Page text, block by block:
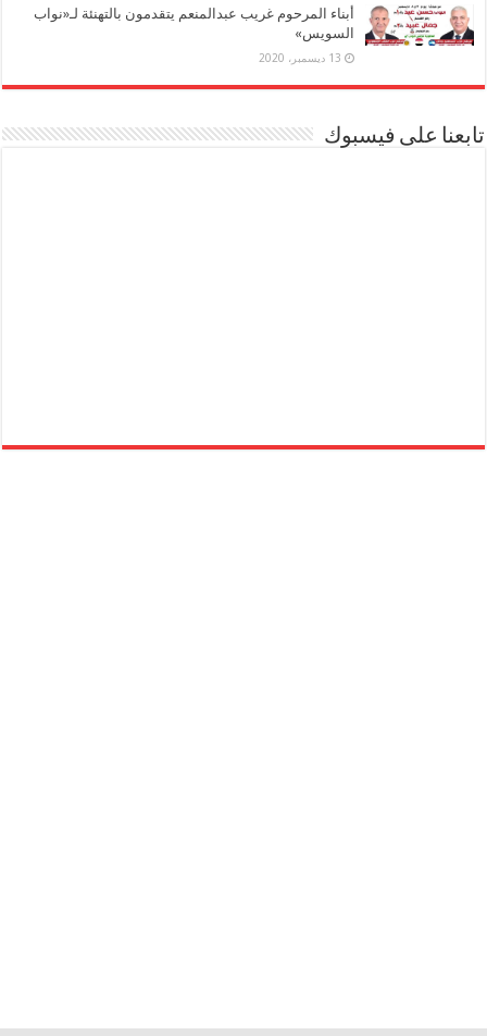
أبناء المرحوم غريب عبدالمنعم يتقدمون بالتهنئة لـ«نواب
السويس»
13 ديسمبر، 2020
تابعنا على فيسبوك